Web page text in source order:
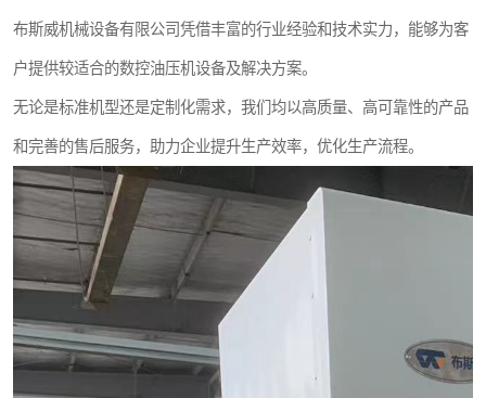
布斯威机械设备有限公司凭借丰富的行业经验和技术实力，能够为客
户提供较适合的数控油压机设备及解决方案。
无论是标准机型还是定制化需求，我们均以高质量、高可靠性的产品
和完善的售后服务，助力企业提升生产效率，优化生产流程。